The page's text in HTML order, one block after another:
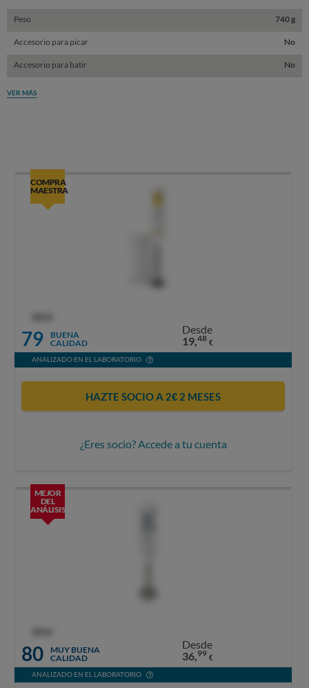
Peso 740 g
Accesorio para picar No
Accesorio para batir No
VER MÁS
COMPRA
MAESTRA
79
BUENA
CALIDAD
Desde
19,48 €
ANALIZADO EN EL LABORATORIO
HAZTE SOCIO A 2€ 2 MESES
¿Eres socio? Accede a tu cuenta
MEJOR
DEL
ANÁLISIS
80
MUY BUENA
CALIDAD
Desde
36,99 €
ANALIZADO EN EL LABORATORIO